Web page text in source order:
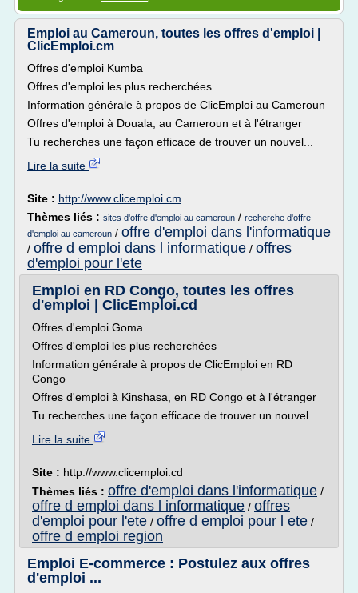
Emploi au Cameroun, toutes les offres d'emploi |
ClicEmploi.cm
Offres d'emploi Kumba
Offres d'emploi les plus recherchées
Information générale à propos de ClicEmploi au Cameroun
Offres d'emploi à Douala, au Cameroun et à l'étranger
Tu recherches une façon efficace de trouver un nouvel...
Lire la suite
Site : http://www.clicemploi.cm
Thèmes liés : sites d'offre d'emploi au cameroun / recherche d'offre
d'emploi au cameroun / offre d'emploi dans l'informatique
/ offre d emploi dans l informatique / offres
d'emploi pour l'ete
Emploi en RD Congo, toutes les offres
d'emploi | ClicEmploi.cd
Offres d'emploi Goma
Offres d'emploi les plus recherchées
Information générale à propos de ClicEmploi en RD
Congo
Offres d'emploi à Kinshasa, en RD Congo et à l'étranger
Tu recherches une façon efficace de trouver un nouvel...
Lire la suite
Site : http://www.clicemploi.cd
Thèmes liés : offre d'emploi dans l'informatique /
offre d emploi dans l informatique / offres
d'emploi pour l'ete / offre d emploi pour l ete /
offre d emploi region
Emploi E-commerce : Postulez aux offres
d'emploi ...